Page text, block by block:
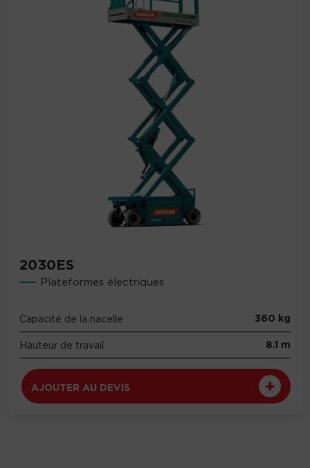
2030ES
Plateformes électriques
Capacité de la nacelle 360 kg
Hauteur de travail 8.1 m
AJOUTER AU DEVIS